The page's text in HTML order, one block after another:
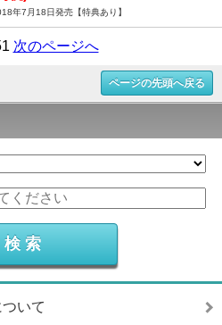
年7月18日発売【特典あり】
次のページへ
ページの先頭へ戻る
いて